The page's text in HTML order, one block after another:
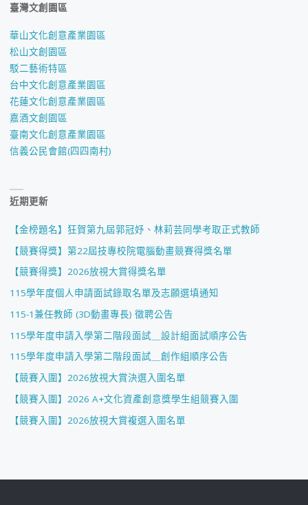
臺灣文創園區
華山文化創意產業園區
松山文創園區
駁二藝術特區
台中文化創意產業園區
花蓮文化創意產業園區
嘉酒文創園區
臺南文化創意產業園區
信義公民會館(四四南村)
近期更新
【金榜題名】狂賀第九屆郭冠妤、林莉芸同學考取正式教師
【競賽得獎】第22屆技專校院電腦動畫競賽得獎名單
【競賽得獎】2026放視大賞得獎名單
115學年度個人申請面試錄取名單及志願選填通知
115-1兼任教師 (3D動畫專長) 徵聘公告
115學年度申請入學第二階段面試＿設計組面試順序公告
115學年度申請入學第二階段面試＿創作組順序公告
【競賽入圍】2026放視大賞決選入圍名單
【競賽入圍】2026 A+文化資產創意獎學生組競賽入圍
【競賽入圍】2026放視大賞複選入圍名單